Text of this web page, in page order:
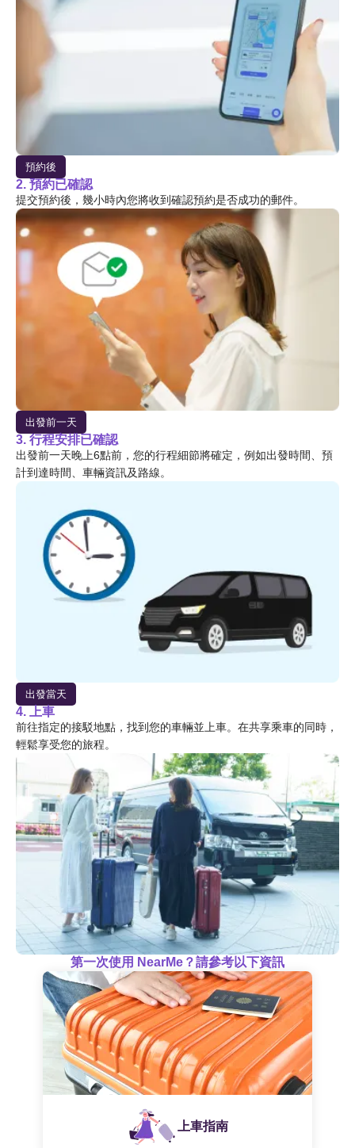
預約後
2. 預約已確認
提交預約後，幾小時內您將收到確認預約是否成功的郵件。
出發前一天
3. 行程安排已確認
出發前一天晚上6點前，您的行程細節將確定，例如出發時間、預
計到達時間、車輛資訊及路線。
出發當天
4. 上車
前往指定的接駁地點，找到您的車輛並上車。在共享乘車的同時，
輕鬆享受您的旅程。
第一次使用 NearMe？請參考以下資訊
上車指南